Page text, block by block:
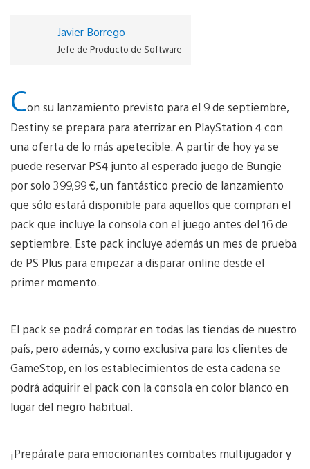
Javier Borrego
Jefe de Producto de Software
Con su lanzamiento previsto para el 9 de septiembre,
Destinyse prepara para aterrizaren PlayStation 4con
una oferta de lo más apetecible. A partir de hoyya se
puede reservar PS4 junto al esperado juego de Bungie
por solo 399,99 €, un fantástico precio de lanzamiento
que sólo estará disponible para aquellos que compran el
pack que incluye la consola con el juego antes del 16 de
septiembre. Este pack incluye además un mes de prueba
de PS Plus para empezar a disparar online desde el
primer momento.
El pack se podrá comprar en todas las tiendas de nuestro
país, pero además, y como exclusiva para los clientes de
GameStop, en los establecimientos de esta cadena se
podrá adquirir el pack con la consola en color blanco en
lugar del negro habitual.
¡Prepárate para emocionantes combates multijugador y